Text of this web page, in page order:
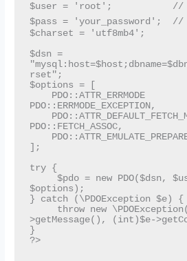
$user = 'root';           // ชื่อ
$pass = 'your_password';  //
$charset = 'utf8mb4';
$dsn =
rset";
$options = [
PDO::ERRMODE_EXCEPTION,
PDO::FETCH_ASSOC,
];
try {
$options);
} catch (\PDOException $e) {
>getMessage(), (int)$e-
}
?>